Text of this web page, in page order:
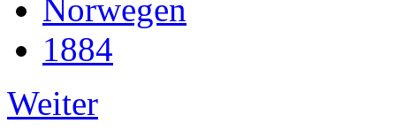
Norwegen
1884
Weiter